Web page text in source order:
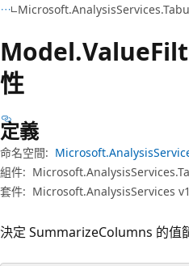
Model.Value
性
定義
命名空間:
組件:
套件: Microsoft.AnalysisServices
決定 SummarizeColumns 的值